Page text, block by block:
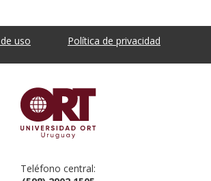
uso Política de privacidad
Teléfono central: